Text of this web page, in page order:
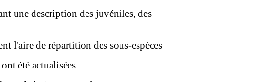
une description des juvéniles, des
l'aire de répartition des sous-espèces
été actualisées